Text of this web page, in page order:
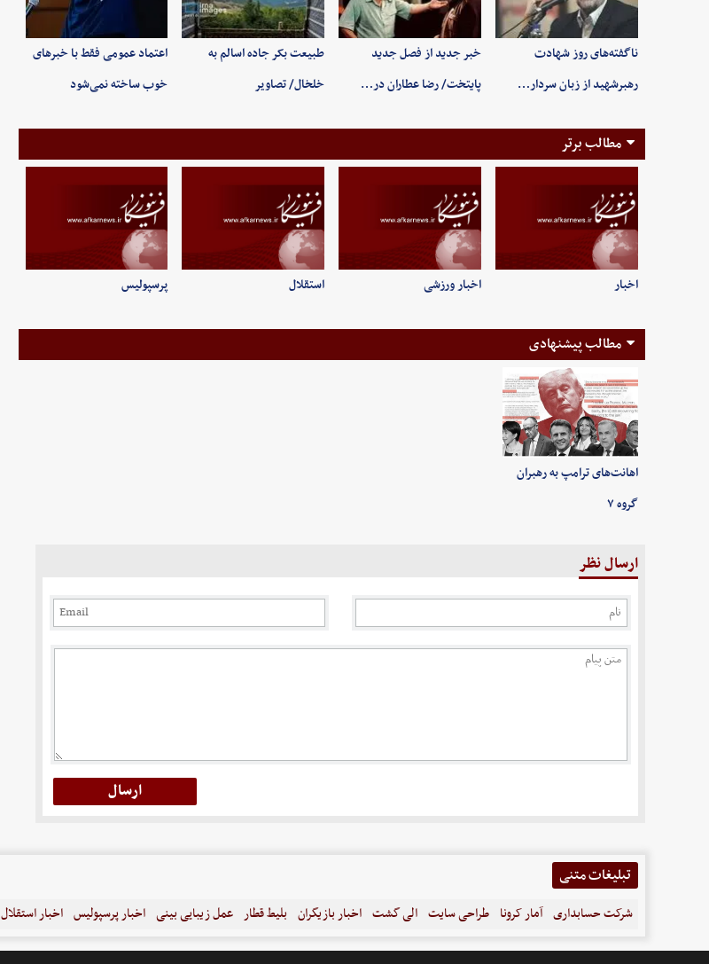
ناگفته‌های روز شهادت
رهبرشهید از زبان سردار…
خبر جدید از فصل جدید
پایتخت/ رضا عطاران در…
طبیعت بکر جاده اسالم به
خلخال/ تصاویر
اعتماد عمومی فقط با خبرهای
خوب ساخته نمی‌شود
مطالب برتر
اخبار اخبار ورزشی استقلال پرسپولیس
مطالب پیشنهادی
اهانت‌های ترامپ به رهبران
گروه ۷
ارسال نظر
تبلیغات متنی
شرکت حسابداری آمار کرونا طراحی سایت الی گشت اخبار بازیگران بلیط قطار عمل زیبایی بینی اخبار پرسپولیس اخبار استقلال